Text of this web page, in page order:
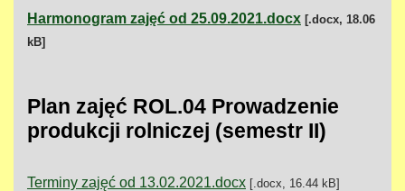
Harmonogram zajęć od 25.09.2021.docx [.docx, 18.06
kB]
Plan zajęć ROL.04 Prowadzenie
produkcji rolniczej (semestr II)
Terminy zajęć od 13.02.2021.docx [.docx, 16.44 kB]